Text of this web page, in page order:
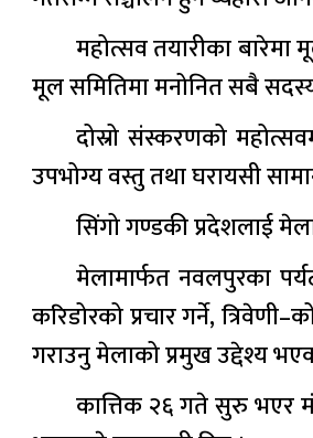
महोत्सव तयारीका
मूल समितिमा मनोनित सबै
दोस्रो संस्करणको
उपभोग्य वस्तु तथा घरायसी
सिंगो गण्डकी प्रदेशलाई
मेलामार्फत नवलपुरका
करिडोरको प्रचार गर्ने,
गराउनु मेलाको प्रमुख उद्देश्य
कात्तिक २६ गते सुरु भएर